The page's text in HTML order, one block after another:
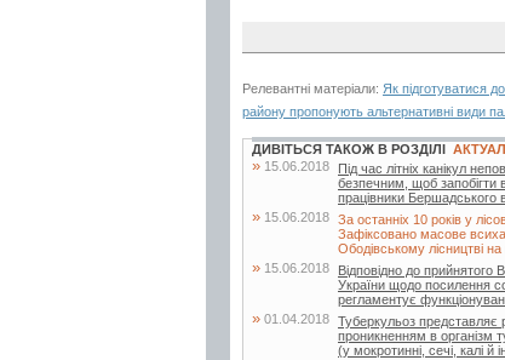
Релевантні матеріали: Як підготуватися
району пропонують альтернативні види
ДИВІТЬСЯ ТАКОЖ В РОЗДІЛІ
» 15.06.2018
Під час літніх канікул
безпечним, щоб запобігти
працівники Бершадського
» 15.06.2018 За останніх 10 років у
Зафіксовано масове
Ободівському лісництві на
» 15.06.2018
Відповідно до
України щодо посилення
регламентує
» 01.04.2018 Туберкульоз представляє
проникненням в організм
(у мокротинні, сечі, калі й